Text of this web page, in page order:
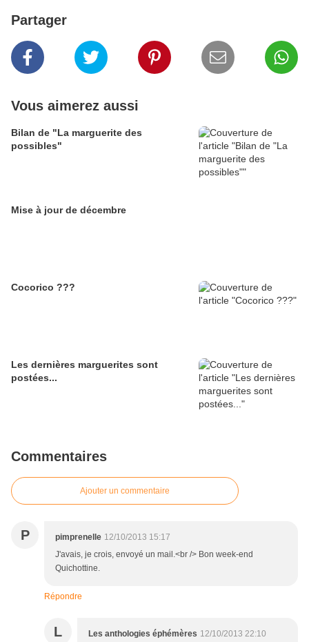
Partager
Vous aimerez aussi
Bilan de "La marguerite des
possibles"
Mise à jour de décembre
Cocorico ???
Les dernières marguerites sont
postées...
Commentaires
Ajouter un commentaire
P pimprenelle 12/10/2013 15:17
J'avais, je crois, envoyé un mail.<br /> Bon week-end
Quichottine.
Répondre
L Les anthologies éphémères 12/10/2013 22:10